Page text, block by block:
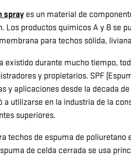
spray es un material de
Los productos químicos A y B se
para techos sólida,
existido durante mucho tiempo,
y propietarios. SPF
y aplicaciones desde la década
a utilizarse en la industria de la
superiores.
techos de espuma de poliuretano
de celda cerrada se usa